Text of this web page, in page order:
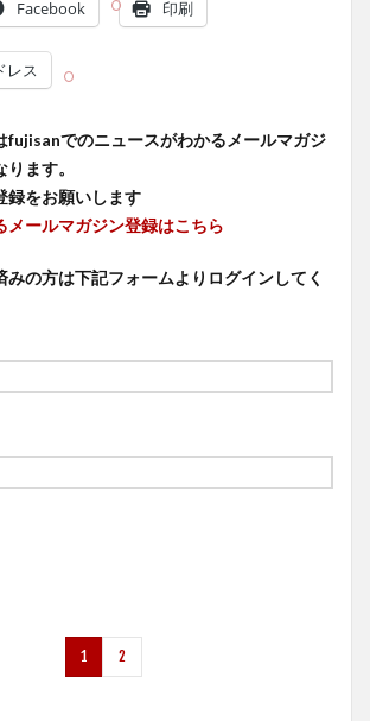
Facebook 印刷
レス
fujisanでのニュースがわかるメールマガジ
ます。
録をお願いします
メールマガジン登録はこちら
みの方は下記フォームよりログインしてく
1 2